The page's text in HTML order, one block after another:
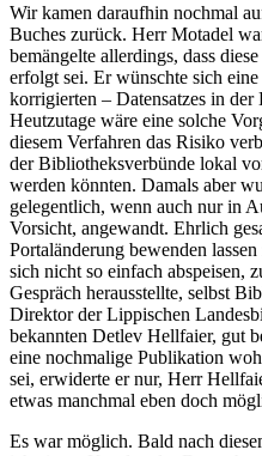
Wir kamen daraufhin nochmal
Buches zurück. Herr Motadel
bemängelte allerdings, dass
erfolgt sei. Er wünschte sich
korrigierten – Datensatzes in
Heutzutage wäre eine solche
diesem Verfahren das Risiko
der Bibliotheksverbünde lokal
werden könnten. Damals aber
gelegentlich, wenn auch nur in
Vorsicht, angewandt. Ehrlich
Portaländerung bewenden
sich nicht so einfach abspeisen,
Gespräch herausstellte, selbst
Direktor der Lippischen
bekannten Detlev Hellfaier, gut
eine nochmalige Publikation
sei, erwiderte er nur, Herr
etwas manchmal eben doch
Es war möglich. Bald nach